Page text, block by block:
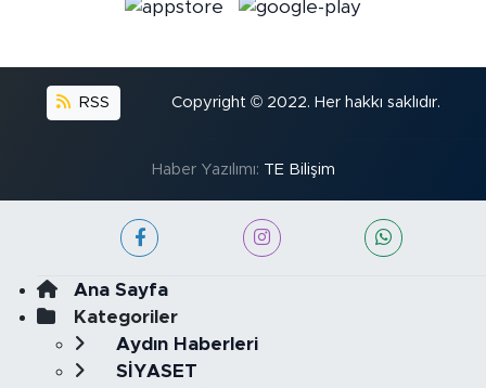
RSS Copyright © 2022. Her hakkı saklıdır.
Haber Yazılımı: TE Bilişim
Ana Sayfa
Kategoriler
Aydın Haberleri
SİYASET